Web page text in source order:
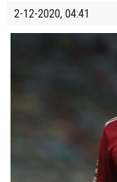
2-12-2020, 04:41